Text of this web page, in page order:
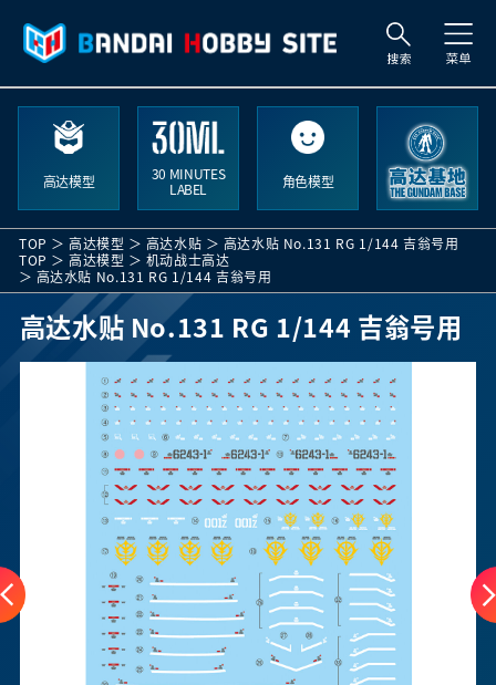
高达模型
30 MINUTES
LABEL
角色模型
TOP 高达模型 高达水贴
高达水贴 No.131 RG 1/144 吉翁号用
TOP
高达模型
机动战士高达
高达水贴 No.131 RG 1/144 吉翁号用
高达水贴 No.131 RG 1/144 吉翁号用